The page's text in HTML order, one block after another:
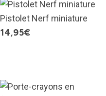
Pistolet Nerf miniature
14,95€